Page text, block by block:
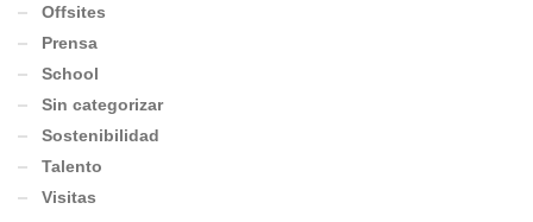
Offsites
Prensa
School
Sin categorizar
Sostenibilidad
Talento
Visitas